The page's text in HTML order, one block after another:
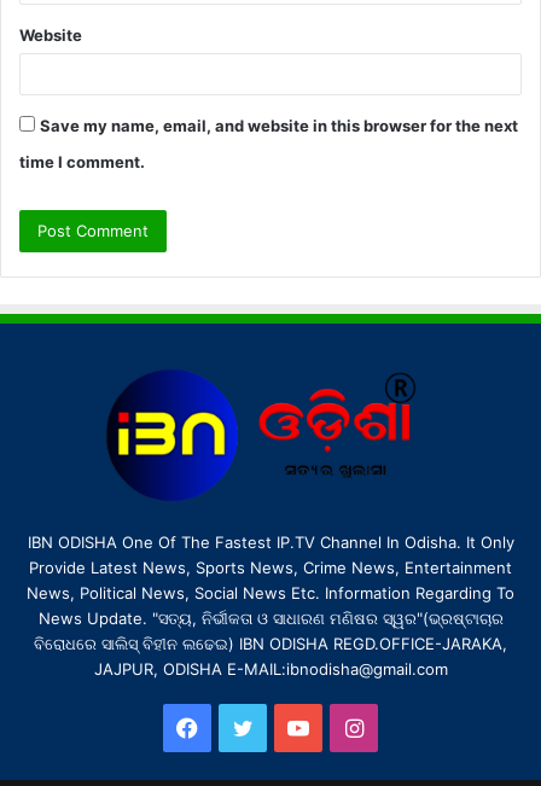
Website
Save my name, email, and website in this browser for the next
time I comment.
IBN ODISHA One Of The Fastest IP.TV Channel In Odisha. It Only
Provide Latest News, Sports News, Crime News, Entertainment
News, Political News, Social News Etc. Information Regarding To
News Update. "ସତ୍ୟ, ନିର୍ଭୀକତା ଓ ସାଧାରଣ ମଣିଷର ସ୍ୱର"(ଭ୍ରଷ୍ଟାଚାର
ବିରୋଧରେ ସାଲିସ୍ ବିହୀନ ଲଢେଇ) IBN ODISHA REGD.OFFICE-JARAKA,
JAJPUR, ODISHA E-MAIL:ibnodisha@gmail.com
Facebook
TwitterYouTubeInstagram